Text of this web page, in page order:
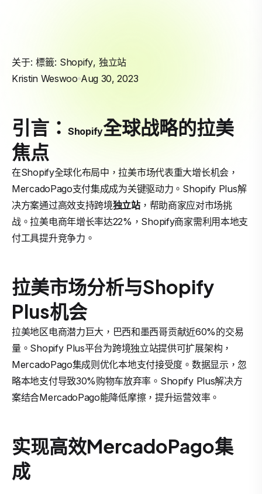
关于: 標籤: Shopify, 独立站
Kristin Weswoo Aug 30, 2023
引言： Shopify全球战略的拉美
焦点
在Shopify全球化布局中，拉美市场代表重大增长机会，
MercadoPago支付集成成为关键驱动力。Shopify Plus解
决方案通过高效支持跨境独立站，帮助商家应对市场挑
战。拉美电商年增长率达22%，Shopify商家需利用本地支
付工具提升竞争力。
拉美市场分析与Shopify
Plus机会
拉美地区电商潜力巨大，巴西和墨西哥贡献近60%的交易
量。Shopify Plus平台为跨境独立站提供可扩展架构，
MercadoPago集成则优化本地支付接受度。数据显示，忽
略本地支付导致30%购物车放弃率。Shopify Plus解决方
案结合MercadoPago能降低摩擦，提升运营效率。
实现高效MercadoPago集
成